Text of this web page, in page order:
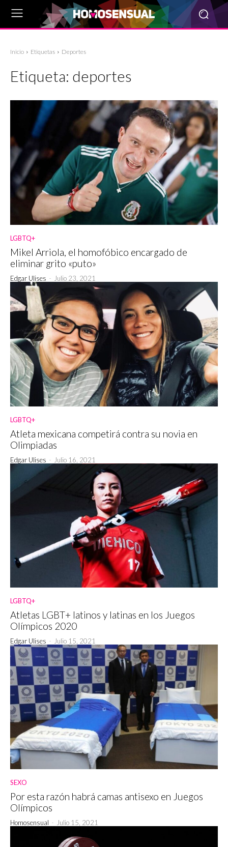
Inicio Etiquetas Deportes
Etiqueta: deportes
LGBTQ+
Mikel Arriola, el homofóbico encargado de
eliminar grito «puto»
Edgar Ulises - Julio 23, 2021
LGBTQ+
Atleta mexicana competirá contra su novia en
Olimpiadas
Edgar Ulises - Julio 16, 2021
LGBTQ+
Atletas LGBT+ latinos y latinas en los Juegos
Olímpicos 2020
Edgar Ulises - Julio 15, 2021
SEXO
Por esta razón habrá camas antisexo en Juegos
Olímpicos
Homosensual - Julio 15, 2021